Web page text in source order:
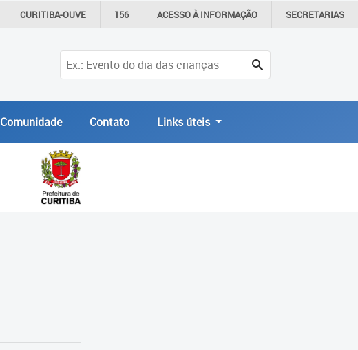
CURITIBA-OUVE 156 ACESSO ÀINFORMAÇÃO SECRETARIAS
Comunidade Contato Links úteis